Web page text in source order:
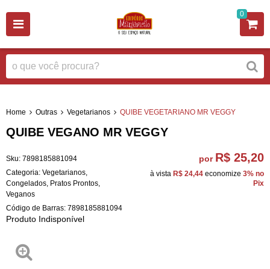
0
Home Outras Vegetarianos QUIBE VEGETARIANO MR VEGGY
QUIBE VEGANO MR VEGGY
Sku: 7898185881094
Categoria: Vegetarianos
Congelados Pratos Prontos
Veganos
Código de Barras: 7898185881094
Produto Indisponível
por R$ 25,20
à vista R$ 24,44 economize 3% no
Pix